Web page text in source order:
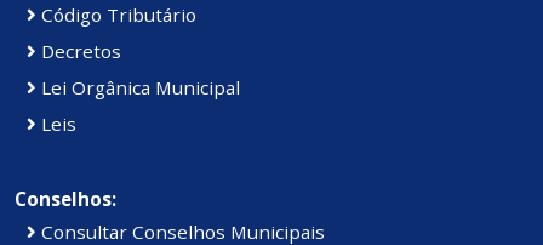
Código Tributário
Decretos
Lei Orgânica Municipal
Leis
Conselhos:
Consultar Conselhos Municipais